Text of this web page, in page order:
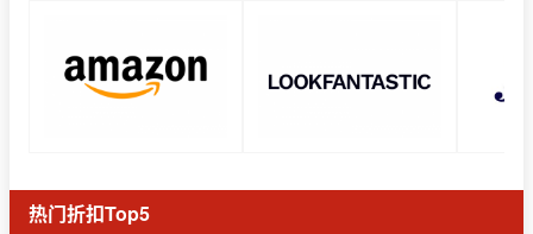
热门折扣Top5